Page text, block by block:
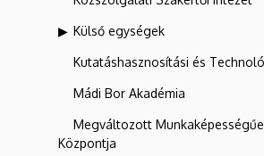
Külső egységek
Kutatáshasznosítási és
Mádi Bor Akadémia
Megváltozott
Központja